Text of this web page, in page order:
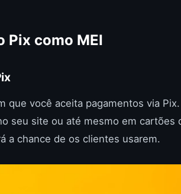
Pix como MEI
você aceita pagamentos via
seu site ou até mesmo em cartões
a chance de os clientes usarem.